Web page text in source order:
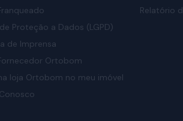
Proteção a Dados (LGPD)
de Imprensa
Ortobom
loja Ortobom no meu imóvel
Relatório